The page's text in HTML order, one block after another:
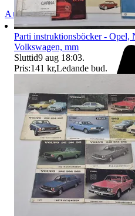
Auktionsbyra
Parti instruktionsböcker - Opel,
Volkswagen, mm
Sluttid9 aug 18:03.
Pris:141 kr,Ledande bud.